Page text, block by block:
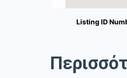
Listing ID